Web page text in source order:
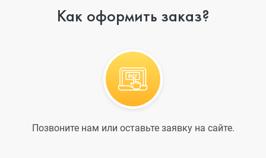
Как оформить заказ?
Позвоните нам или оставьте заявку на сайте.